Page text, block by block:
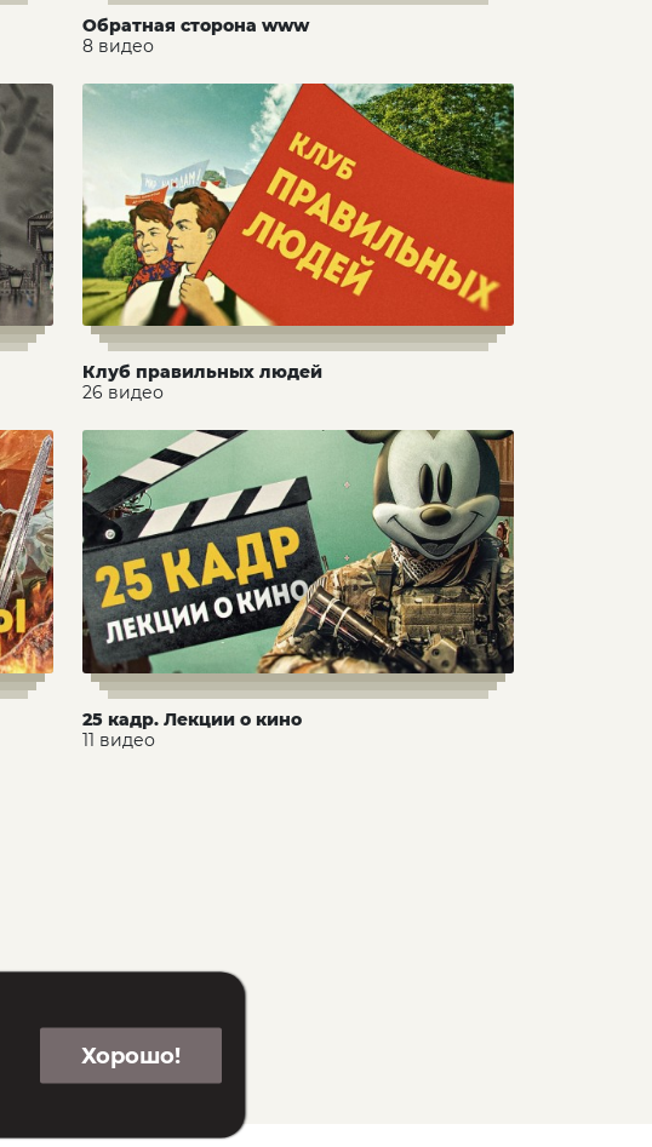
Обратная сторона www
8 видео
Клуб правильных людей
26 видео
25 кадр. Лекции о кино
11 видео
Хорошо!